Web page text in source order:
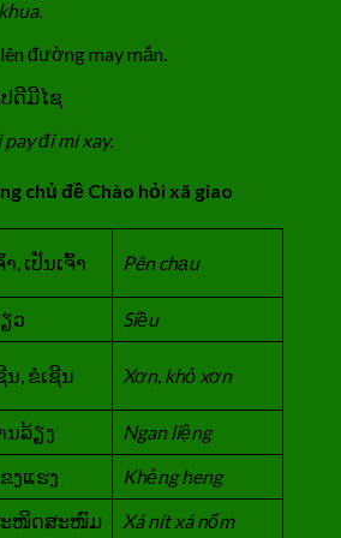
đường may mắn.
ດີມີໄຊ
pay đi mi xay.
chủ đề Chào hỏi xã giao
າ, ເປັນເຈົ້າ Pên chạu
ວ
Siều
ນ, ຂໍເຊີນ Xơn, khỏ xơn
ນລ້ຽງ
Ngan liệng
ງແຮງ
Khẻng heng
ໜິດສະໜົມ
Xá nít xá nổm